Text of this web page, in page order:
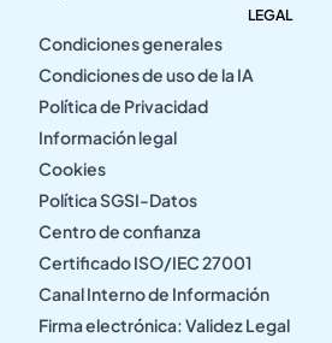
LEGAL
Condiciones generales
Condiciones de uso de la IA
Política de Privacidad
Información legal
Cookies
Política SGSI-Datos
Centro de confianza
Certificado ISO/IEC 27001
Canal Interno de Información
Firma electrónica: Validez Legal